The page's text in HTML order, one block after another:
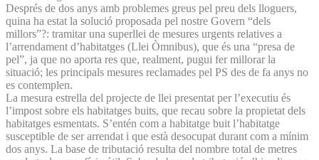
Després de dos anys amb problemes greus pel preu dels lloguers,
quina ha estat la solució proposada pel nostre Govern “dels
millors”?: tramitar una superllei de mesures urgents relatives a
l’arrendament d’habitatges (Llei Òmnibus), que és una “presa de
pel”, ja que no aporta res que, realment, pugui fer millorar la
situació; les principals mesures reclamades pel PS des de fa anys no
es contemplen.
La mesura estrella del projecte de llei presentat per l’executiu és
l’impost sobre els habitatges buits, que recau sobre la propietat dels
habitatges esmentats. S’entén com a habitatge buit l’habitatge
susceptible de ser arrendat i que està desocupat durant com a mínim
dos anys. La base de tributació resulta del nombre total de metres